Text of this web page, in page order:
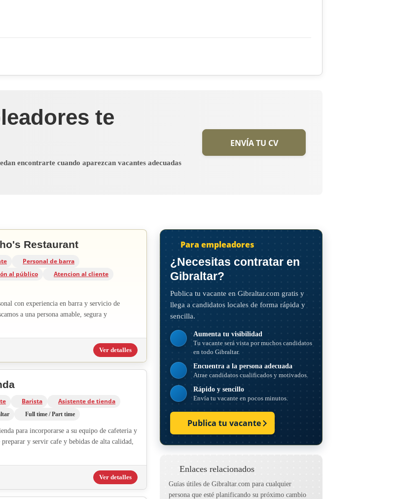
te
encontrarte cuando aparezcan vacantes adecuadas
ENVÍA TU CV
Restaurant
Personal de barra
al público Atencion al cliente
con experiencia en barra y servicio de
a una persona amable, segura y
Ver detalles
Barista
Asistente de tienda
Full time / Part time
para incorporarse a su equipo de cafeteria y
y servir cafe y bebidas de alta calidad,
Ver detalles
Para empleadores
¿Necesitas contratar en
Gibraltar?
Publica tu vacante en Gibraltar.com gratis y
llega a candidatos locales de forma rápida y
sencilla.
Aumenta tu visibilidad
Tu vacante será vista por muchos candidatos
en todo Gibraltar.
Encuentra a la persona adecuada
Atrae candidatos cualificados y motivados.
Rápido y sencillo
Envía tu vacante en pocos minutos.
Publica tu vacante
Enlaces relacionados
Guías útiles de Gibraltar.com para cualquier
persona que esté planificando su próximo cambio